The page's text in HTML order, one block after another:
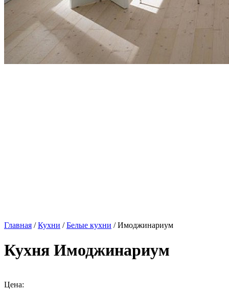
Главная /Кухни /Белые кухни / Имоджинариум
Кухня Имоджинариум
Цена: